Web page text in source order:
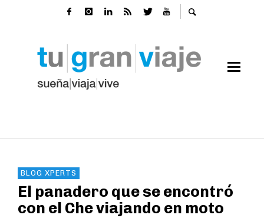
BLOG XPERTS
El panadero que se encontró
con el Che viajando en moto